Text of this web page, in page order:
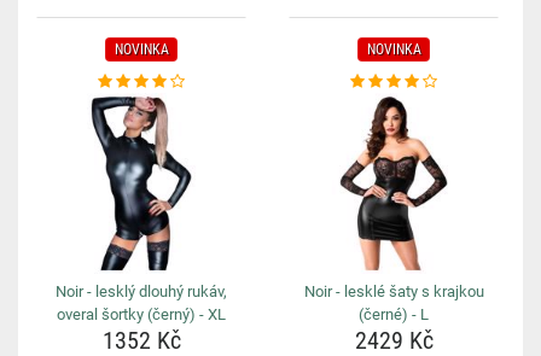
NOVINKA
Noir - lesklý dlouhý rukáv,
overal šortky (černý) - XL
1352 Kč
NOVINKA
Noir - lesklé šaty s krajkou
(černé) - L
2429 Kč